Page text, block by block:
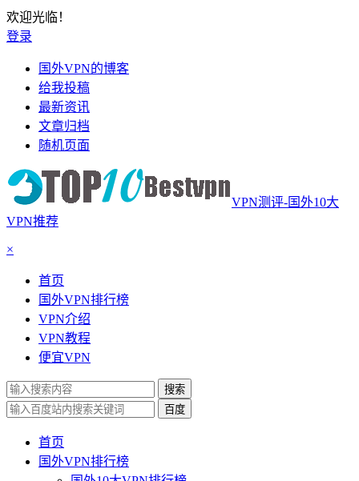
欢迎光临！
登录
国外VPN的博客
给我投稿
最新资讯
文章归档
随机页面
VPN测评-国外10大
VPN推荐
×
首页
国外VPN排行榜
VPN介绍
VPN教程
便宜VPN
搜索
百度
首页
国外VPN排行榜